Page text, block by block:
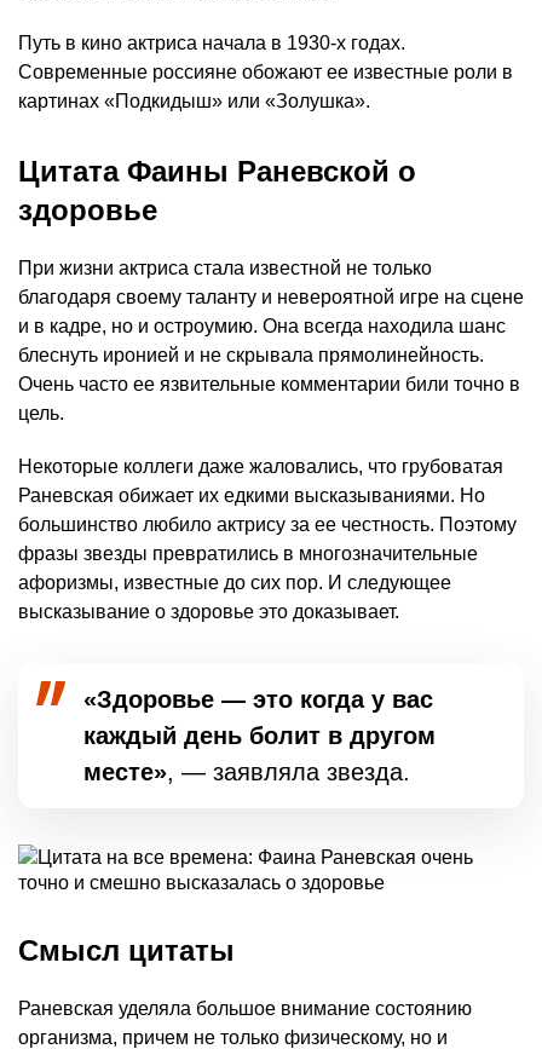
Путь в кино актриса начала в 1930-х годах.
Современные россияне обожают ее известные роли в
картинах «Подкидыш» или «Золушка».
Цитата Фаины Раневской о
здоровье
При жизни актриса стала известной не только
благодаря своему таланту и невероятной игре на сцене
и в кадре, но и остроумию. Она всегда находила шанс
блеснуть иронией и не скрывала прямолинейность.
Очень часто ее язвительные комментарии били точно в
цель.
Некоторые коллеги даже жаловались, что грубоватая
Раневская обижает их едкими высказываниями. Но
большинство любило актрису за ее честность. Поэтому
фразы звезды превратились в многозначительные
афоризмы, известные до сих пор. И следующее
высказывание о здоровье это доказывает.
«Здоровье — это когда у вас
каждый день болит в другом
месте», — заявляла звезда.
Смысл цитаты
Раневская уделяла большое внимание состоянию
организма, причем не только физическому, но и